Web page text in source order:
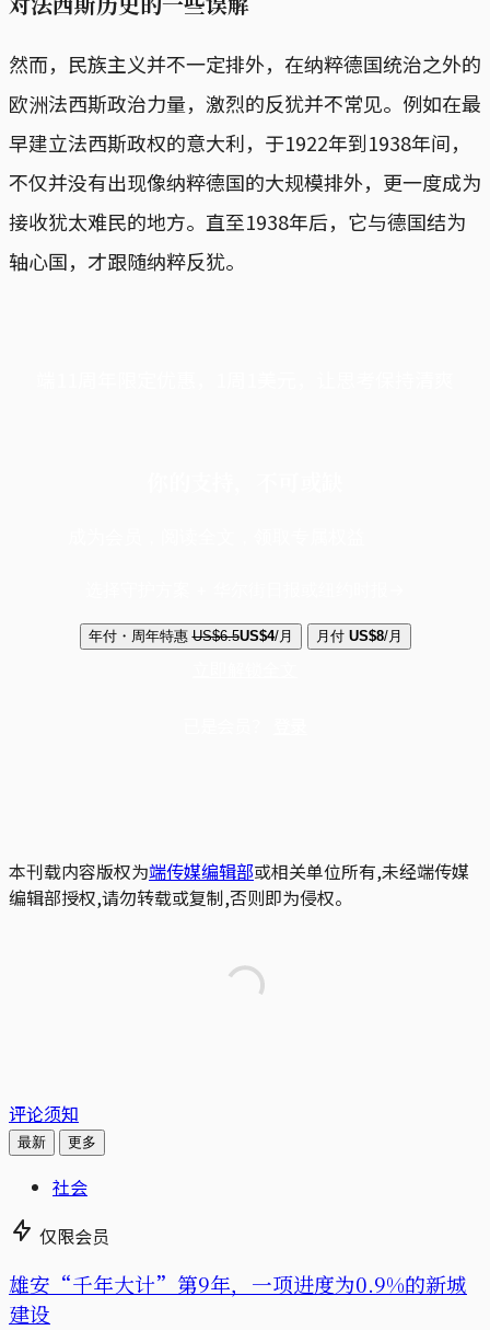
然而，民族主义并不一定排外，在纳粹德国统治之外的
欧洲法西斯政治力量，激烈的反犹并不常见。例如在最
早建立法西斯政权的意大利，于1922年到1938年间，
不仅并没有出现像纳粹德国的大规模排外，更一度成为
接收犹太难民的地方。直至1938年后，它与德国结为
轴心国，才跟随纳粹反犹。
年付・周年特惠 US$6.5US$4/月 月付 US$8/月
本刊载内容版权为端传媒编辑部或相关单位所有,未经端传媒
编辑部授权,请勿转载或复制,否则即为侵权。
评论须知
最新 更多
社会
仅限会员
雄安“千年大计”第9年，一项进度为0.9%的新城
建设